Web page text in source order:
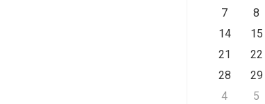
7
8
14
15
21
22
28
29
4
5